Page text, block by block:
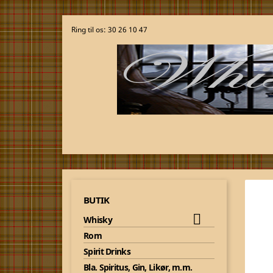
Ring til os: 30 26 10 47
BUTIK
Whisky 
Rom
Spirit Drinks
Bla. Spiritus, Gin, Likør, m.m.